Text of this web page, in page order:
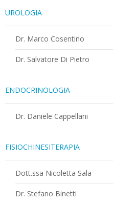
UROLOGIA
Dr. Marco Cosentino
Dr. Salvatore Di Pietro
ENDOCRINOLOGIA
Dr. Daniele Cappellani
FISIOCHINESITERAPIA
Dott.ssa Nicoletta Sala
Dr. Stefano Binetti